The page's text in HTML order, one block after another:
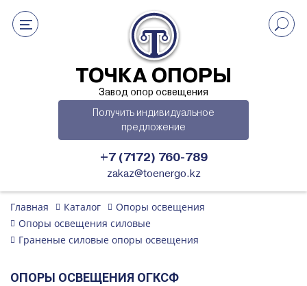
ТОЧКА ОПОРЫ
Завод опор освещения
Получить индивидуальное
предложение
+7 (7172) 760-789
zakaz@toenergo.kz
Главная Каталог
Опоры освещения
Опоры освещения силовые
Граненые силовые опоры освещения
ОПОРЫ ОСВЕЩЕНИЯ ОГКСФ